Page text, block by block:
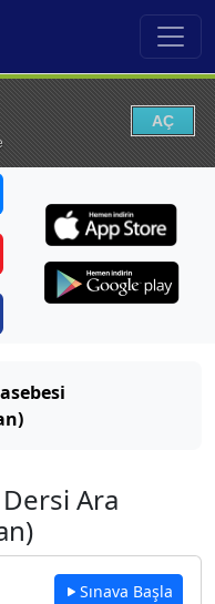
AÇ
Ara
Sınava Başla